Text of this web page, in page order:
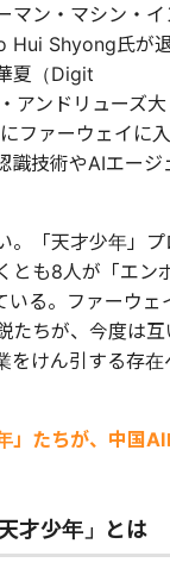
マン・マシン・イ
Hui Shyong氏が
夏（Digit
アンドリューズ大
ファーウェイに入
識技術やAIエージ
。「天才少年」プ
とも8人が「エン
いる。ファーウェ
たちが、今度は互
をけん引する存在
」たちが、中国AI
才少年」とは